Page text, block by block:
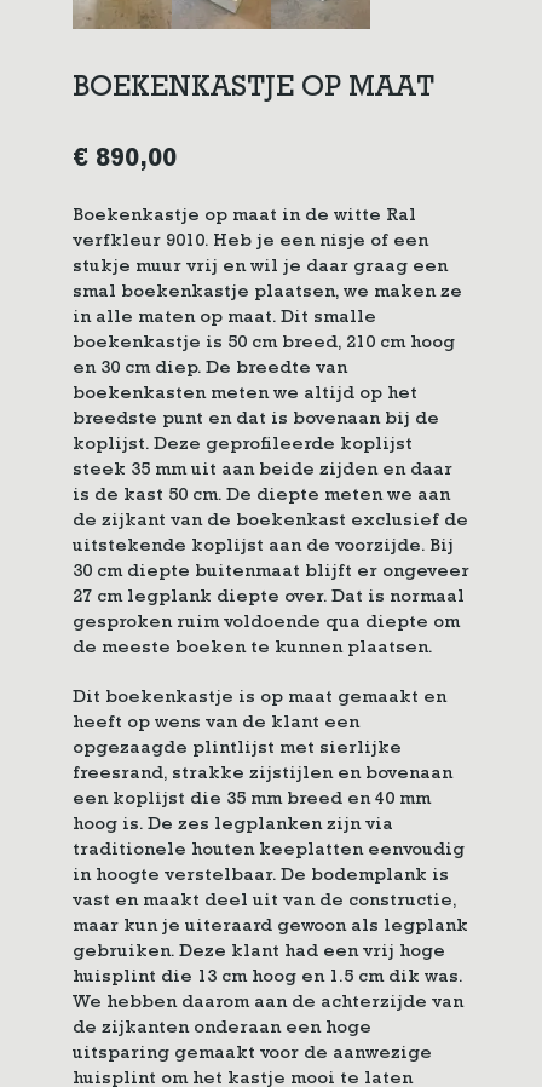
BOEKENKASTJE OP MAAT
€ 890,00
Boekenkastje op maat in de witte Ral
verfkleur 9010. Heb je een nisje of een
stukje muur vrij en wil je daar graag een
smal boekenkastje plaatsen, we maken ze
in alle maten op maat. Dit smalle
boekenkastje is 50 cm breed, 210 cm hoog
en 30 cm diep. De breedte van
boekenkasten meten we altijd op het
breedste punt en dat is bovenaan bij de
koplijst. Deze geprofileerde koplijst
steek 35 mm uit aan beide zijden en daar
is de kast 50 cm. De diepte meten we aan
de zijkant van de boekenkast exclusief de
uitstekende koplijst aan de voorzijde. Bij
30 cm diepte buitenmaat blijft er ongeveer
27 cm legplank diepte over. Dat is normaal
gesproken ruim voldoende qua diepte om
de meeste boeken te kunnen plaatsen.
Dit boekenkastje is op maat gemaakt en
heeft op wens van de klant een
opgezaagde plintlijst met sierlijke
freesrand, strakke zijstijlen en bovenaan
een koplijst die 35 mm breed en 40 mm
hoog is. De zes legplanken zijn via
traditionele houten keeplatten eenvoudig
in hoogte verstelbaar. De bodemplank is
vast en maakt deel uit van de constructie,
maar kun je uiteraard gewoon als legplank
gebruiken. Deze klant had een vrij hoge
huisplint die 13 cm hoog en 1.5 cm dik was.
We hebben daarom aan de achterzijde van
de zijkanten onderaan een hoge
uitsparing gemaakt voor de aanwezige
huisplint om het kastje mooi te laten